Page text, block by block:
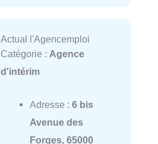
Actual l'Agencemploi
Catégorie : Agence
d'intérim
Adresse : 6 bis
Avenue des
Forges, 65000